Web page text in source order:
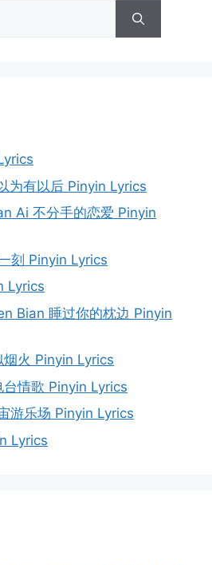
为有以后 Pinyin Lyrics
Ai 不分手的恋爱 Pinyin
刻 Pinyin Lyrics
Lyrics
Bian 睡过你的枕边 Pinyin
火 Pinyin Lyrics
情歌 Pinyin Lyrics
游乐场 Pinyin Lyrics
Lyrics